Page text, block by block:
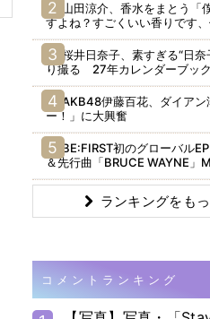
山田涼介、香水をまとう「
すよね？すごくいい香りです、
桜井日奈子、素すぎる“日奈
り撮る 27年カレンダーブッ
AKB48伊藤百花、ダイアン
ー！」に大興奮
BE:FIRST初のグローバルEP
＆先行曲「BRUCE WAYNE」
ランキングをも
コメントランキング